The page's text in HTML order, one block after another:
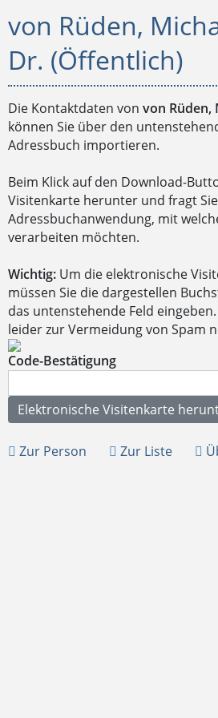
von Rüden,
Dr. (Öffentlich)
Die Kontaktdaten von von Rüden,
können Sie über den
Adressbuch importieren.
Beim Klick auf den Download-
Visitenkarte herunter und fragt
Adressbuchanwendung, mit
verarbeiten möchten.
Wichtig: Um die elektronische
müssen Sie die dargestellen
das untenstehende Feld
leider zur Vermeidung von Spam
Code-Bestätigung
Zur Person Zur Liste